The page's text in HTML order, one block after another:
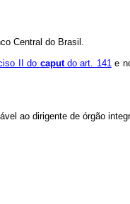
Central do Brasil.
II do caputdo art. 141e
ao dirigente de órgão